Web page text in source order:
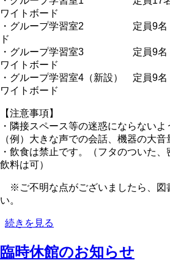
の
ワイトボード
・グループ学習室2 定員9名
ド
・グループ学習室3 定員9名
ワイトボード
・グループ学習室4（新設） 定員9
ワイトボード
【注意事項】
・隣接スペース等の迷惑にならないよ
（例）大きな声での会話、機器の大音
・飲食は禁止です。（フタのついた
飲料は可）
※ご不明な点がございましたら、図
い。
グ
ー
プ
続きを見る
臨時休館のお知らせ